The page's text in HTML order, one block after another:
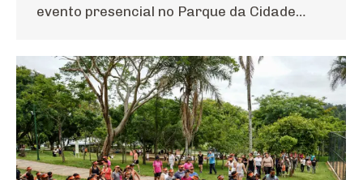
evento presencial no Parque da Cidade…